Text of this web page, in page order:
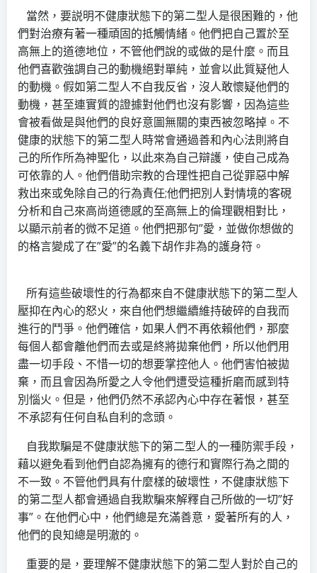
當然，要説明不健康狀態下的第二型人是很困難的，他
們對治療有著一種頑固的抵觸情緒。他們把自己置於至
高無上的道德地位，不管他們說的或做的是什麼。而且
他們喜歡強調自己的動機絕對單純，並會以此質疑他人
的動機。假如第二型人不自我反省，沒人敢懷疑他們的
動機，甚至連實質的證據對他們也沒有影響，因為這些
會被看做是與他們的良好意圖無關的東西被忽略掉。不
健康的狀態下的第二型人時常會通過善和內心法則將自
己的所作所為神聖化，以此來為自己辯護，使自己成為
可依靠的人。他們借助宗教的合理性把自己從罪惡中解
救出來或免除自己的行為責任;他們把別人對情境的客硯
分析和自己來高尚道德感的至高無上的倫理觀相對比，
以顯示前者的微不足道。他們把那句”愛，並做你想做的
的格言變成了在”愛”的名義下胡作非為的護身符。
所有這些破壞性的行為都來自不健康狀態下的第二型人
壓抑在內心的怒火，來自他們想繼續維持破碎的自我而
進行的鬥爭。他們確信，如果人們不再依賴他們，那麼
每個人都會離他們而去或是終將拋棄他們，所以他們用
盡一切手段、不惜一切的想要掌控他人。他們害怕被拋
棄，而且會因為所愛之人令他們遭受這種折磨而感到特
別惱火。但是，他們仍然不承認內心中存在著恨，甚至
不承認有任何自私自利的念頭。
自我欺騙是不健康狀態下的第二型人的一種防禦手段，
藉以避免看到他們自認為擁有的德行和實際行為之間的
不一致。不管他們具有什麼樣的破壞性，不健康狀態下
的第二型人都會通過自我欺騙來解釋自己所做的一切”好
事”。在他們心中，他們總是充滿善意，愛著所有的人，
他們的良知總是明澈的。
重要的是，要理解不健康狀態下的第二型人對於自己的